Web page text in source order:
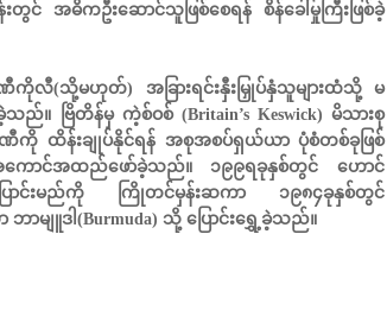
အဓိကဦးဆောင်သူဖြစ်စေရန် စိန်ခေါ်မှုကြီးဖြစ်ခဲ့
ကိုလီ(သို့မဟုတ်) အခြားရင်းနှီးမြှုပ်နှံသူများထံသို့ မ
ည်။ ဗြိတိန်မှ ကဲ့စ်ဝစ် (Britain’s Keswick) မိသားစု
ထိန်းချုပ်နိုင်ရန် အစုအစပ်ရှယ်ယာ ပုံစံတစ်ခုဖြစ်
ကောင်အထည်ဖော်ခဲ့သည်။ ၁၉၉ရခုနှစ်တွင် ဟောင်
ာင်းမည်ကို ကြိုတင်မှန်းဆကာ ၁၉၈၄ခုနှစ်တွင်
မျူဒါ(Burmuda) သို့ ပြောင်းရွှေ့ခဲ့သည်။